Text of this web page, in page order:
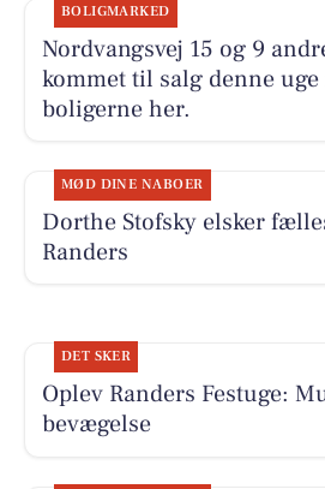
BOLIGMARKED
Nordvangsvej 15 og 9
kommet til salg denne uge
boligerne her.
MØD DINE NABOER
Dorthe Stofsky elsker
Randers
DET SKER
Oplev Randers Festuge:
bevægelse